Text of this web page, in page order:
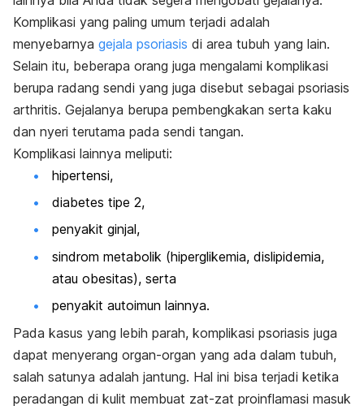
Komplikasi yang paling umum terjadi adalah
menyebarnya gejala psoriasis di area tubuh yang lain.
Selain itu, beberapa orang juga mengalami komplikasi
berupa radang sendi yang juga disebut sebagai psoriasis
arthritis. Gejalanya berupa pembengkakan serta kaku
dan nyeri terutama pada sendi tangan.
Komplikasi lainnya meliputi:
hipertensi,
diabetes tipe 2,
penyakit ginjal,
sindrom metabolik (hiperglikemia, dislipidemia,
atau obesitas), serta
penyakit autoimun lainnya.
Pada kasus yang lebih parah, komplikasi psoriasis juga
dapat menyerang organ-organ yang ada dalam tubuh,
salah satunya adalah jantung. Hal ini bisa terjadi ketika
peradangan di kulit membuat zat-zat proinflamasi masuk